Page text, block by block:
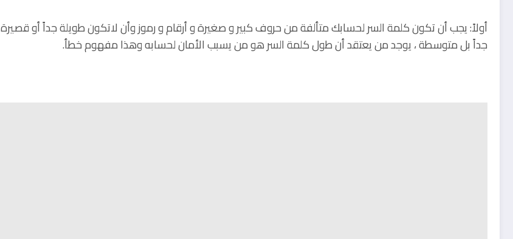
أولاً: يجب أن تكون كلمة السر لحسابك متألفة من حروف كبير و صغيرة و أرقام و رموز وأن لاتكون طويلة جداً أو قصيرة
جداً بل متوسطة ، يوجد من يعتقد أن طول كلمة السر هو من يسبب الأمان لحسابه وهذا مفهوم خطأ.